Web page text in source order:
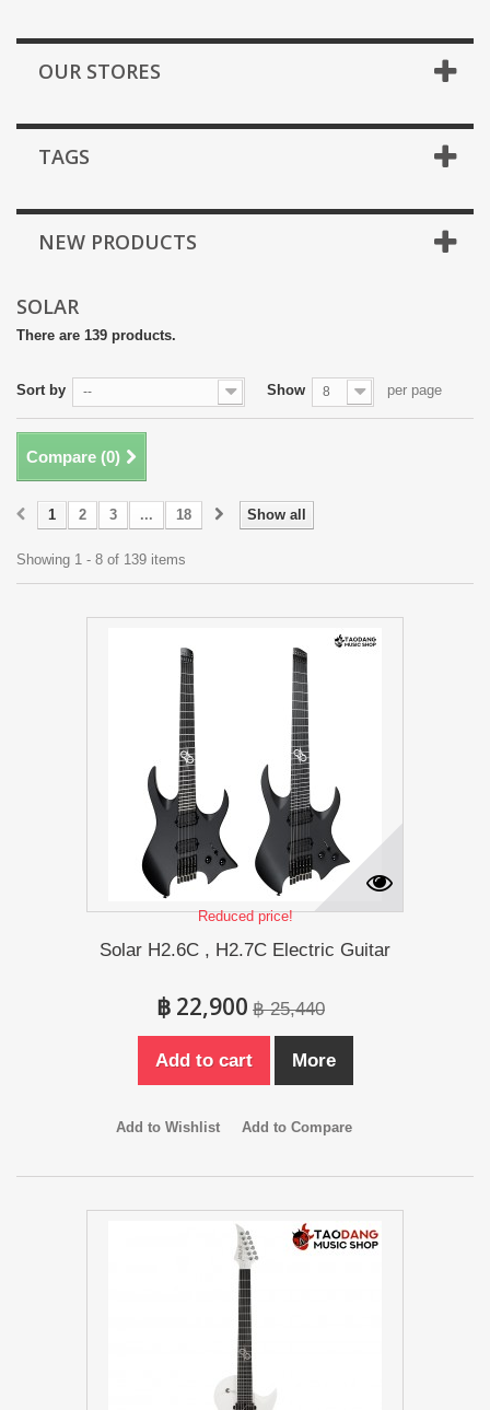
OUR STORES
TAGS
NEW PRODUCTS
SOLAR
There are 139 products.
Sort by -- Show 8 per page
Compare (0)
Show all
1 2 3 ... 18
Showing 1 - 8 of 139 items
Reduced price!
Solar H2.6C , H2.7C Electric Guitar
฿ 22,900 ฿ 25,440
Add to cart More
Add to Wishlist Add to Compare